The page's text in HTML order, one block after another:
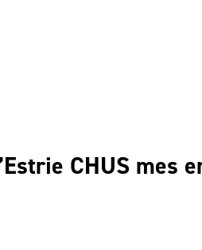
CHUS mes